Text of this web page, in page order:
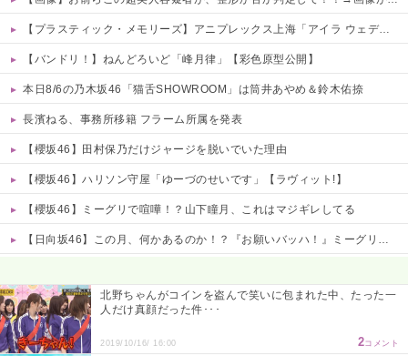
【プラスティック・メモリーズ】アニプレックス上海「アイラ ウェディングドレスVer.」フィギュア【予約開始】
【バンドリ！】ねんどろいど「峰月律」【彩色原型公開】
本日8/6の乃木坂46「猫舌SHOWROOM」は筒井あやめ＆鈴木佑捺
長濱ねる、事務所移籍 フラーム所属を発表
【櫻坂46】田村保乃だけジャージを脱いでいた理由
【櫻坂46】ハリソン守屋「ゆーづのせいです」【ラヴィット!】
【櫻坂46】ミーグリで喧嘩！？山下瞳月、これはマジギレしてる
【日向坂46】この月、何かあるのか！？『お願いバッハ！』ミーグリ日程がこちら
北野ちゃんがコインを盗んで笑いに包まれた中、たった一
人だけ真顔だった件･･･
2019/10/16/ 16:00 2コメント